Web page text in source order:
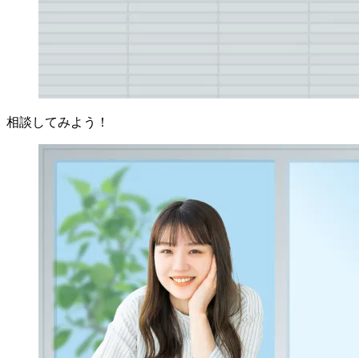
まとめ：定期的な排水管清掃で快適なマンション生活
相談してみよう！